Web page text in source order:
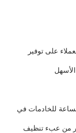
على توفير
للخادمات في
من عبء تنظيف